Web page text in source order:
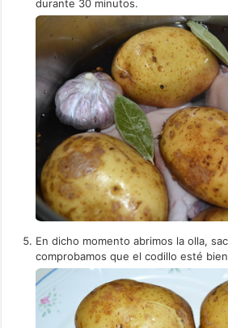
durante 30 minutos.
En dicho momento abrimos la olla,
comprobamos que el codillo esté